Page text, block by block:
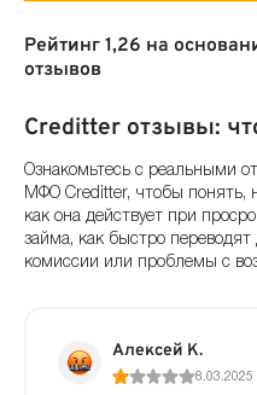
Рейтинг 1,26 на
отзывов
По оценке
Creditter отзывы:
Ознакомьтесь с реальными
МФО Creditter, чтобы понять,
как она действует при
займа, как быстро
комиссии или проблемы с
Алексей К.
8.03.2025